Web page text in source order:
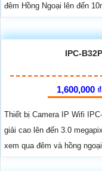
đêm Hồng Ngoại lên đến
IPC-
1,600,000 ₫
Thiết bị Camera IP Wifi
giải cao lên đến 3.0
xem qua đêm và hồng